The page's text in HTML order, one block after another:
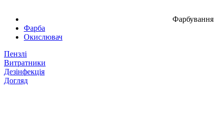
Фарбування
Фарба
Окислювач
Пензлі
Витратники
Дезінфекція
Догляд